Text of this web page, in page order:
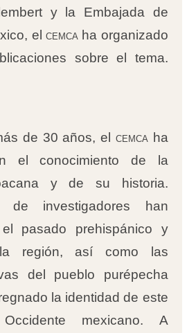
y la Embajada de
el cemca ha organizado
sobre el tema.
de 30 años, el cemca ha
el conocimiento de la
y de su historia.
de investigadores han
pasado prehispánico y
región, así como las
del pueblo purépecha
la identidad de este
mexicano. A